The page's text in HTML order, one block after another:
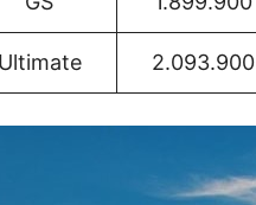
Ultimate 2.093.900